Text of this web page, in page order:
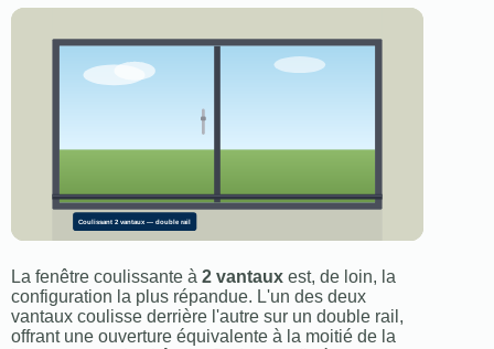
Coulissant 2 vantaux — double rail
La fenêtre coulissante à 2 vantaux est, de loin, la
configuration la plus répandue. L'un des deux
vantaux coulisse derrière l'autre sur un double rail,
offrant une ouverture équivalente à la moitié de la